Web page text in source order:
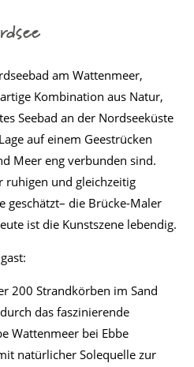
am Wattenmeer,
Kombination aus Natur,
Seebad an der Nordseeküste
auf einem Geestrücken
Meer eng verbunden sind.
ruhigen und gleichzeitig
geschätzt– die Brücke-Maler
ist die Kunstszene lebendig.
200 Strandkörben im Sand
durch das faszinierende
Wattenmeer bei Ebbe
natürlicher Solequelle zur